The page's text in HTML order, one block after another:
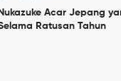
Nukazuke Acar Jepang
Ratusan Tahun